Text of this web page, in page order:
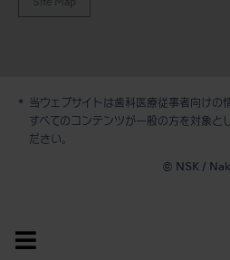
Site Map
当ウェブサイトは歯科医療従事者向けの
すべてのコンテンツが一般の方を対象と
ださい。
© NSK /